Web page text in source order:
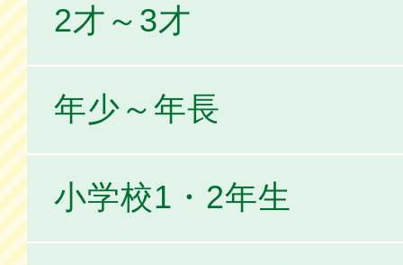
2才～3才
年少～年長
小学校1・2年生